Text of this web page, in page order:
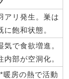
アリ発生。巣は
に飽和状態。
気で食欲増進。
内部が空洞化。
暖房の熱で活動